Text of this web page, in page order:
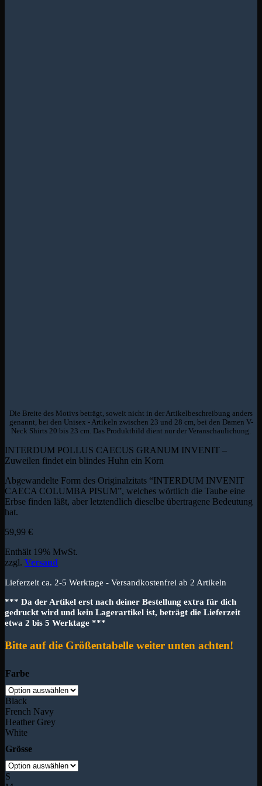
Die Breite des Motivs beträgt, soweit nicht in der Artikelbeschreibung anders
genannt, bei den Unisex - Artikeln zwischen 23 und 28 cm, bei den Damen V-
Neck Shirts 20 bis 23 cm. Das Produktbild dient nur der Veranschaulichung.
INTERDUM POLLUS CAECUS GRANUM INVENIT –
Zuweilen findet ein blindes Huhn ein Korn
Abgewandelte Form des Originalzitats “INTERDUM INVENIT
CAECA COLUMBA PISUM”, welches wörtlich die Taube eine
Erbse finden läßt, aber letztendlich dieselbe übertragene Bedeutung
hat.
59,99 €
Enthält 19% MwSt.
zzgl. Versand
Lieferzeit ca. 2-5 Werktage - Versandkostenfrei ab 2 Artikeln
*** Da der Artikel erst nach deiner Bestellung extra für dich
gedruckt wird und kein Lagerartikel ist, beträgt die Lieferzeit
etwa 2 bis 5 Werktage ***
Bitte auf die Größentabelle weiter unten achten!
Farbe
Black
French Navy
Heather Grey
White
Grösse
S